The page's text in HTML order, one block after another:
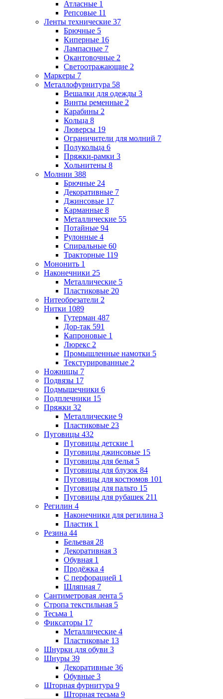
Атласные 1
Репсовые 11
Ленты технические 37
Брючные 5
Киперные 16
Лампасные 7
Окантовочные 2
Светоотражающие 2
Маркеры 7
Металлофурнитура 58
Вешалки для одежды 3
Винты ременные 2
Карабины 2
Кольца 8
Люверсы 19
Ограничители для молний 7
Полукольца 6
Пряжки-рамки 3
Хольнитены 8
Молнии 388
Брючные 24
Декоративные 7
Джинсовые 17
Карманные 8
Металлические 55
Потайные 94
Рулонные 4
Спиральные 60
Тракторные 119
Мононить 1
Наконечники 25
Металлические 5
Пластиковые 20
Нитеобрезатели 2
Нитки 1089
Гутерман 487
Дор-так 591
Капроновые 1
Люрекс 2
Промышленные намотки 5
Текстурированные 2
Ножницы 7
Подвязы 17
Подмышечники 6
Подплечники 15
Пряжки 32
Металлические 9
Пластиковые 23
Пуговицы 432
Пуговицы детские 1
Пуговицы джинсовые 15
Пуговицы для белья 5
Пуговицы для блузок 84
Пуговицы для костюмов 101
Пуговицы для пальто 15
Пуговицы для рубашек 211
Регилин 4
Наконечники для регилина 3
Пластик 1
Резина 44
Бельевая 28
Декоративная 3
Обувная 1
Продёжка 4
С перфорацией 1
Шляпная 7
Сантиметровая лента 5
Стропа текстильная 5
Тесьма 1
Фиксаторы 17
Металлические 4
Пластиковые 13
Шнурки для обуви 3
Шнуры 39
Декоративные 36
Обувные 3
Шторная фурнитура 9
Шторная тесьма 9